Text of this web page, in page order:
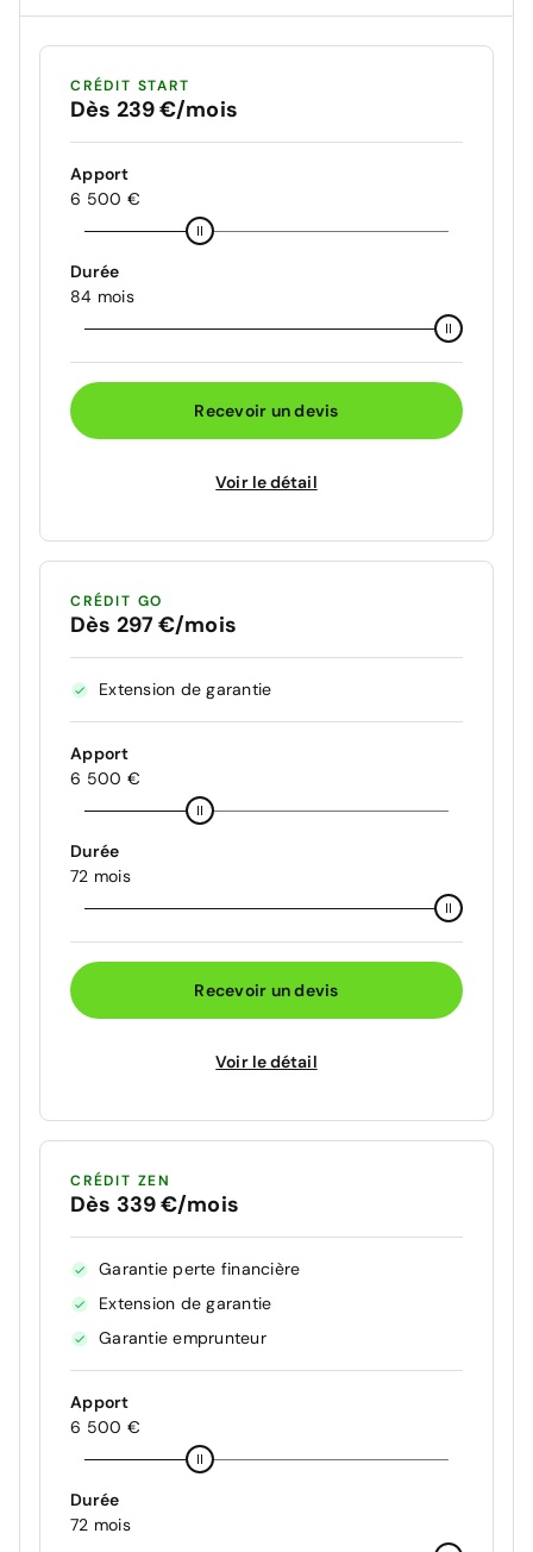
CRÉDIT START
Dès 239 €/mois
Apport
6 500 €
Durée
84 mois
Recevoir un devis
Voir le détail
CRÉDIT GO
Dès 297 €/mois
Extension de garantie
Apport
6 500 €
Durée
72 mois
Recevoir un devis
Voir le détail
CRÉDIT ZEN
Dès 339 €/mois
Garantie perte financière
Extension de garantie
Garantie emprunteur
Apport
6 500 €
Durée
72 mois